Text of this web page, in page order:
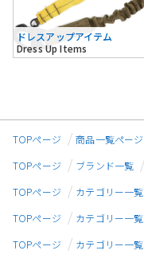
ドレスアップアイテム
Dress Up Items
TOPページ 商品一覧ページ
TOPページ
ブランド一覧
TOPページ
カテゴリー一覧
TOPページ
カテゴリー一覧
TOPページ
カテゴリー一覧